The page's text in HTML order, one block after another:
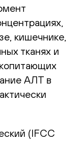
кишечнике,
тканях и
АЛТ в
(IFCC